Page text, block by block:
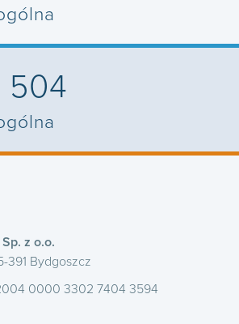
504
z o.o.
391 Bydgoszcz
0000 3302 7404 3594